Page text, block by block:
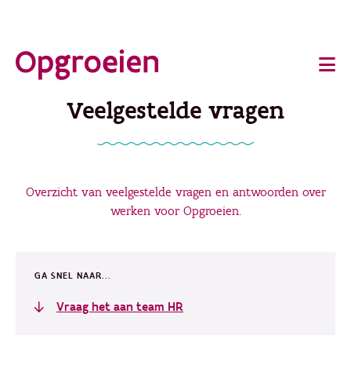
direct
Main
navigationVeelgestelde vragen
Overzicht van veelgestelde vragen en antwoorden over
werken voor Opgroeien.
GA SNEL NAAR...
Vraag het aan team HR